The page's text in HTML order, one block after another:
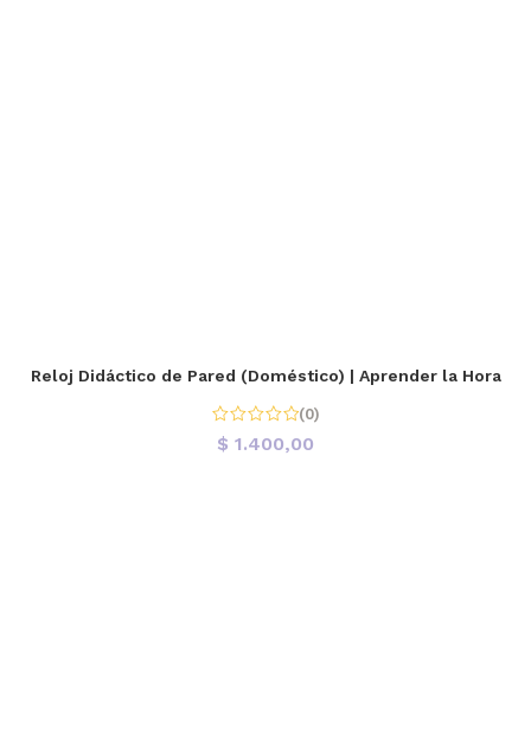
Reloj Didáctico de Pared (Doméstico) | Aprender la Hora
(0)
$ 1.400,00